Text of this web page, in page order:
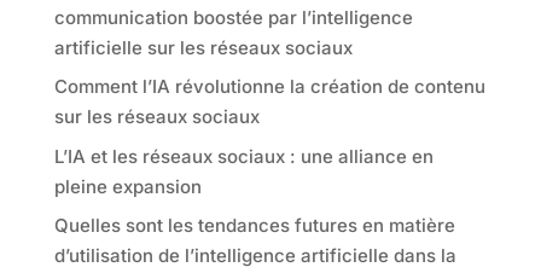
communication boostée par l’intelligence
artificielle sur les réseaux sociaux
Comment l’IA révolutionne la création de contenu
sur les réseaux sociaux
L’IA et les réseaux sociaux : une alliance en
pleine expansion
Quelles sont les tendances futures en matière
d’utilisation de l’intelligence artificielle dans la